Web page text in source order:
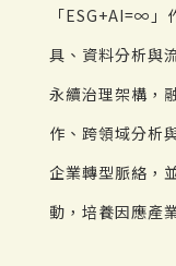
「ESG+AI=∞」
具、資料分析與
永續治理架構，
作、跨領域分析
企業轉型脈絡，
動，培養因應產